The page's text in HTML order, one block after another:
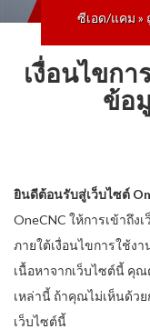
ซีเอด/แคม»
เงื่อนไขกา
ข้อ
ยินดีต้อนรับสู่เว็บไซต์
OneCNC ให้การเข้าถึ
ภายใต้เงื่อนไขการใช้ง
เนื้อหาจากเว็บไซต์นี้ คุ
เหล่านี้ ถ้าคุณไม่เห็นด้ว
เว็บไซต์นี้